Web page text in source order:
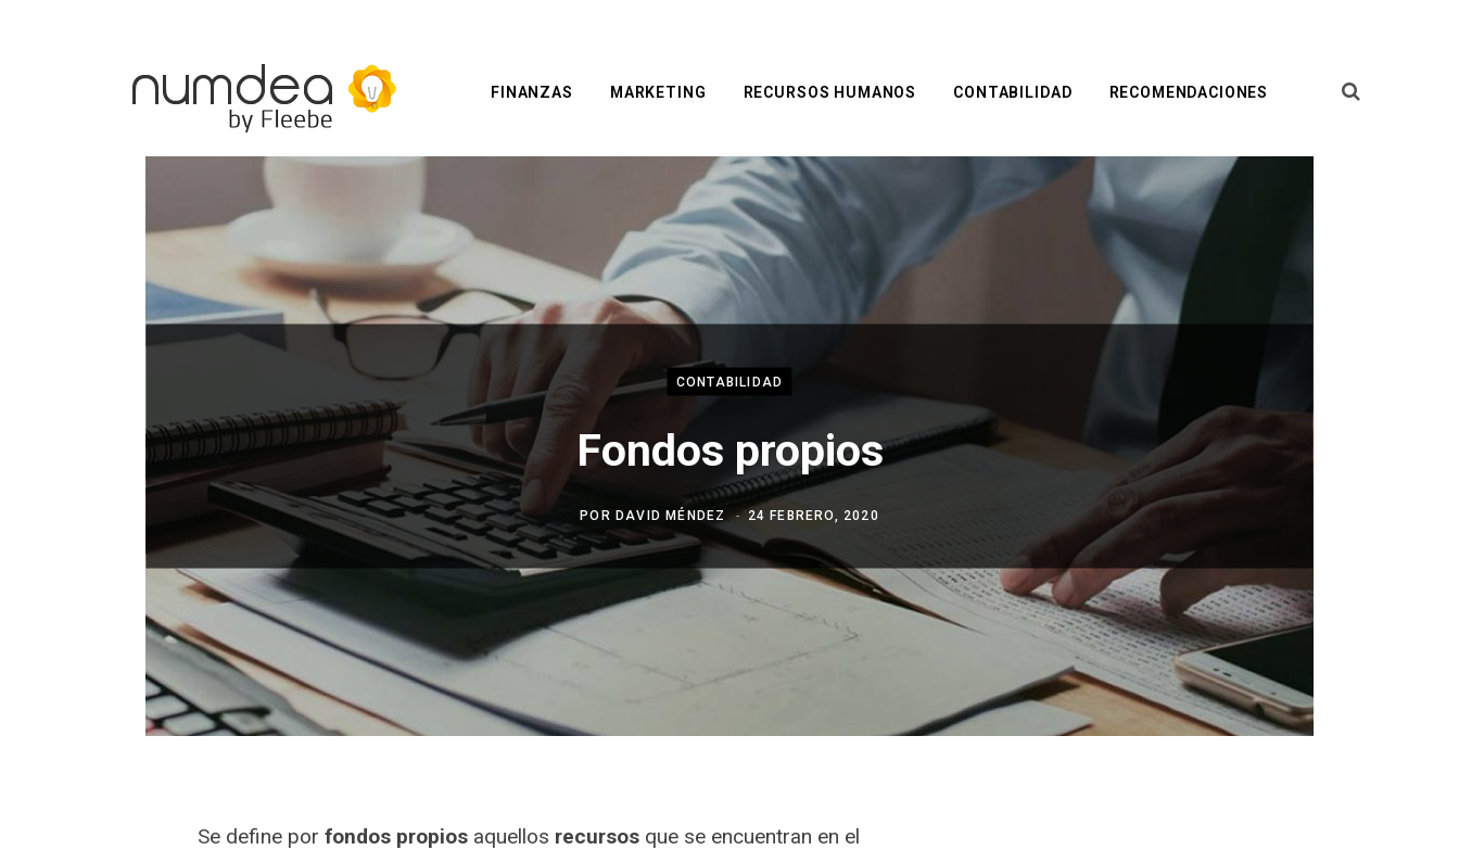
FINANZAS MARKETING RECURSOS HUMANOS CONTABILIDAD RECOMENDACIONES
CONTABILIDAD
Fondos propios
POR DAVID MÉNDEZ 24 FEBRERO, 2020
Se define por fondos propiosaquellos recursosque se encuentran en el